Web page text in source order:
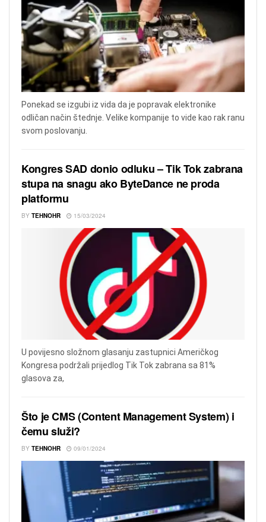
Ponekad se izgubi iz vida da je popravak elektronike
odličan način štednje. Velike kompanije to vide kao rak ranu
svom poslovanju.
Kongres SAD donio odluku – Tik Tok zabrana
stupa na snagu ako ByteDance ne proda
platformu
BY TEHNOHR 15/03/2024
U povijesno složnom glasanju zastupnici Američkog
Kongresa podržali prijedlog Tik Tok zabrana sa 81%
glasova za,
Što je CMS (Content Management System) i
čemu služi?
BY TEHNOHR 09/01/2024